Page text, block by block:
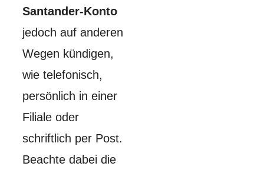
Santander-Konto
jedoch auf anderen
Wegen kündigen,
wie telefonisch,
persönlich in einer
Filiale oder
schriftlich per Post.
Beachte dabei die